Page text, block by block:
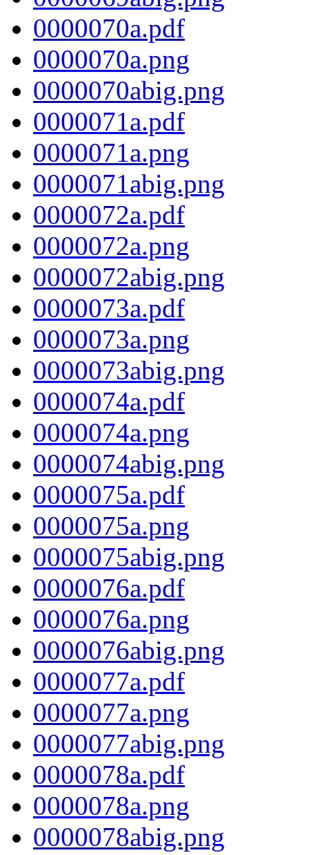
0000070a.pdf
0000070a.png
0000070abig.png
0000071a.pdf
0000071a.png
0000071abig.png
0000072a.pdf
0000072a.png
0000072abig.png
0000073a.pdf
0000073a.png
0000073abig.png
0000074a.pdf
0000074a.png
0000074abig.png
0000075a.pdf
0000075a.png
0000075abig.png
0000076a.pdf
0000076a.png
0000076abig.png
0000077a.pdf
0000077a.png
0000077abig.png
0000078a.pdf
0000078a.png
0000078abig.png